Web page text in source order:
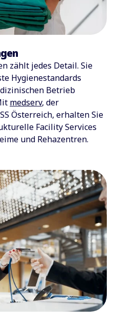
zählt jedes Detail. Sie
Hygienestandards
Betrieb
medserv, der
Österreich, erhalten Sie
Facility Services
und Rehazentren.​